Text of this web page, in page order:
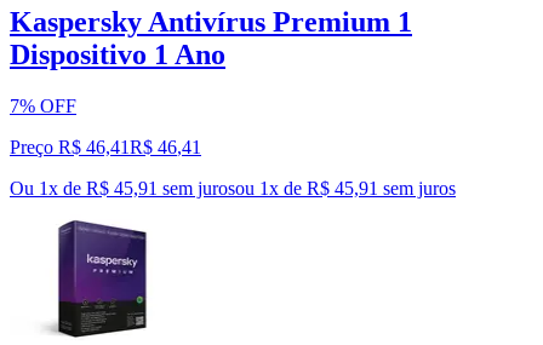
Kaspersky Antivírus Premium 1
Dispositivo 1 Ano
7% OFF
Preço R$ 46,41R$ 46,41
Ou 1x de R$ 45,91 sem jurosou 1x de R$ 45,91 sem juros